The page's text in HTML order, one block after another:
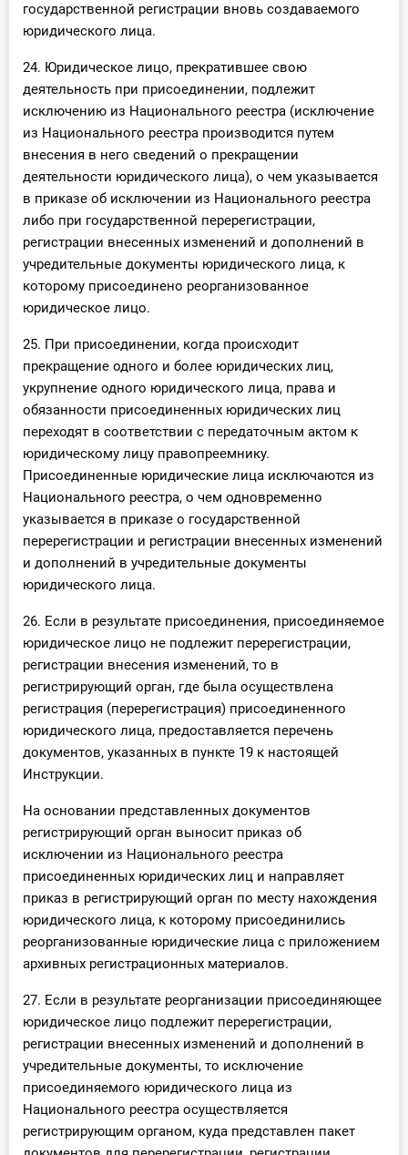
государственной регистрации вновь создаваемого
юридического лица.
24. Юридическое лицо, прекратившее свою
деятельность при присоединении, подлежит
исключению из Национального реестра (исключение
из Национального реестра производится путем
внесения в него сведений о прекращении
деятельности юридического лица), о чем указывается
в приказе об исключении из Национального реестра
либо при государственной перерегистрации,
регистрации внесенных изменений и дополнений в
учредительные документы юридического лица, к
которому присоединено реорганизованное
юридическое лицо.
25. При присоединении, когда происходит
прекращение одного и более юридических лиц,
укрупнение одного юридического лица, права и
обязанности присоединенных юридических лиц
переходят в соответствии с передаточным актом к
юридическому лицу правопреемнику.
Присоединенные юридические лица исключаются из
Национального реестра, о чем одновременно
указывается в приказе о государственной
перерегистрации и регистрации внесенных изменений
и дополнений в учредительные документы
юридического лица.
26. Если в результате присоединения, присоединяемое
юридическое лицо не подлежит перерегистрации,
регистрации внесения изменений, то в
регистрирующий орган, где была осуществлена
регистрация (перерегистрация) присоединенного
юридического лица, предоставляется перечень
документов, указанных в пункте 19 к настоящей
Инструкции.
На основании представленных документов
регистрирующий орган выносит приказ об
исключении из Национального реестра
присоединенных юридических лиц и направляет
приказ в регистрирующий орган по месту нахождения
юридического лица, к которому присоединились
реорганизованные юридические лица с приложением
архивных регистрационных материалов.
27. Если в результате реорганизации присоединяющее
юридическое лицо подлежит перерегистрации,
регистрации внесенных изменений и дополнений в
учредительные документы, то исключение
присоединяемого юридического лица из
Национального реестра осуществляется
регистрирующим органом, куда представлен пакет